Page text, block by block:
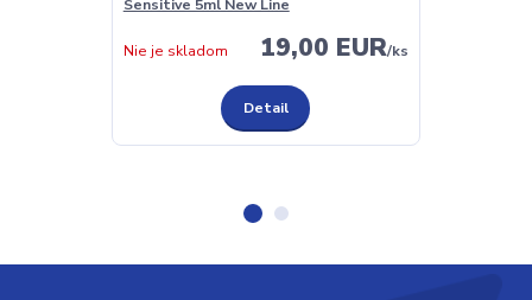
Sensitive 5ml New Line
19,00 EUR/ks
Nie je skladom
Detail